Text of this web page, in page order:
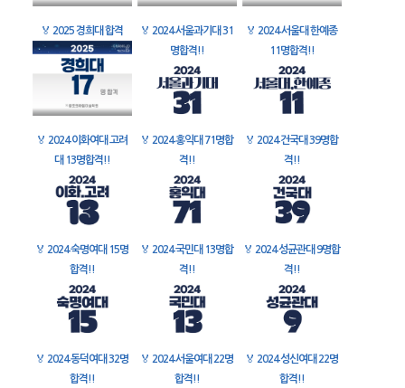
🏅 2025 경희대 합격 🏅 2024 서울과기대 31
명합격!!
🏅 2024 서울대 한예종
11명합격!!
🏅 2024 이화여대 고려
대 13명합격!!
🏅 2024 홍익대 71명합
격!!
🏅 2024 건국대 39명합
격!!
🏅 2024 숙명여대 15명
합격!!
🏅 2024 국민대 13명합
격!!
🏅 2024 성균관대 9명합
격!!
🏅 2024 동덕여대 32명
합격!!
🏅 2024 서울여대 22명
합격!!
🏅 2024 성신여대 22명
합격!!